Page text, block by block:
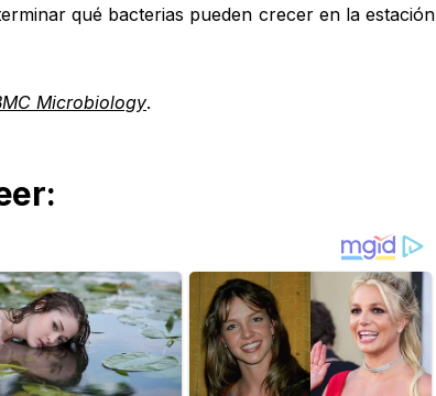
qué bacterias pueden crecer en la estación
Microbiology.